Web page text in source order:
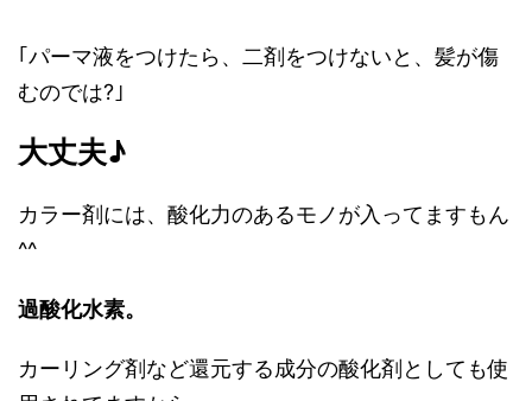
｢パーマ液をつけたら、二剤をつけないと、髪が傷
むのでは?｣
大丈夫♪
カラー剤には、酸化力のあるモノが入ってますもん
^^
過酸化水素。
カーリング剤など還元する成分の酸化剤としても使